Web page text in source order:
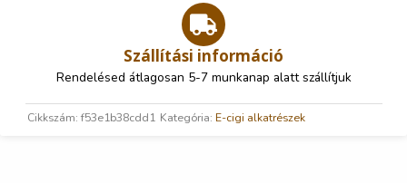
Szállítási információ
Rendelésed átlagosan 5-7 munkanap alatt szállítjuk
Cikkszám: f53e1b38cdd1 Kategória: E-cigi alkatrészek